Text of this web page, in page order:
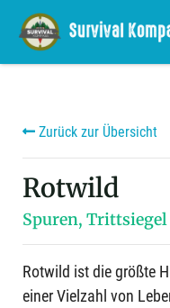
Zurück zur Übersicht
Rotwild
Spuren,
Rotwild ist die größte
einer Vielzahl von